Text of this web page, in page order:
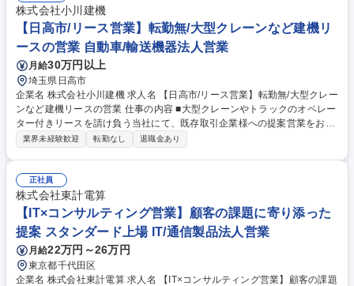
用・保守業務の遂行 募集職種 【カスタマーエンジニア】100％自社内勤
務/出荷・宅配システム/プライム案件
株式会社小川建機
【日高市/リース営業】転勤無/大型クレーンなど建機リ
ースの営業 自動車/輸送機器法人営業
月給30万円以上
埼玉県日高市
企業名 株式会社小川建機 求人名 【日高市/リース営業】転勤無/大型クレー
ンなど建機リースの営業 仕事の内容 ■大型クレーンやトラックのオペレー
ター付きリースを請け負う当社にて、既存取引企業様への提案営業をお任
せいたします。長年取引のある大手ゼネコンをはじめとするお客様への対
んどなく、既存顧客への対応が中心です。■「顧客満足」を重視してお
り、堅実に信頼を積み重ねる営業スタイルを大切にしています。 お客様か
らのご依頼に応じて、大型クレーン＋操縦オペレーターをセットで提案
し、見積作成や大型現場への立ち合いなどを行っていただきます。 募集職
種 【日高市/リース営業】転勤無/大型クレーンなど建機リースの営業
業界未経験歓迎 転勤なし 退職金あり
正社員
株式会社東計電算
【IT×コンサルティング営業】顧客の課題に寄り添った
提案 スタンダード上場 IT/通信製品法人営業
月給22万円～26万円
東京都千代田区
企業名 株式会社東計電算 求人名 【IT×コンサルティング営業】顧客の課題